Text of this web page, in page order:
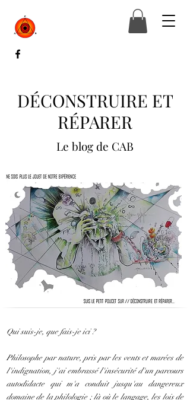
DÉCONSTRUIRE ET
RÉPARER
Le blog de CAB
Qui suis-je, que fais-je ici ?
Philosophe par nature, pris par les vents et marées de
l'indignation, j'ai embrassé l'insécurité d'un parcours
autodidacte qui m'a conduit jusqu'au dangereux
domaine de la philologie ; là où le langage, les lois de